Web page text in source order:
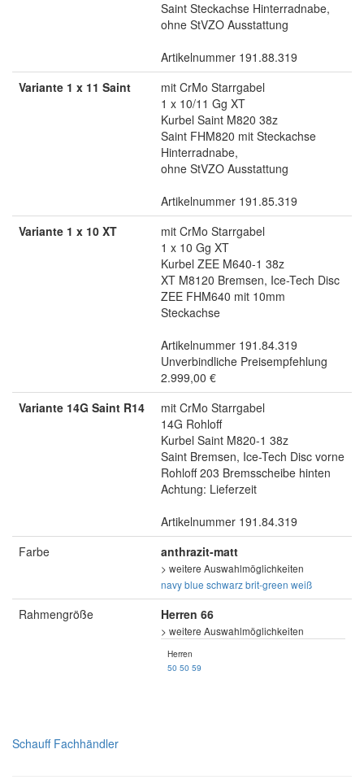
Saint Steckachse Hinterradnabe,
ohne StVZO Ausstattung
Artikelnummer 191.88.319
Variante 1 x 11 Saint
mit CrMo Starrgabel
1 x 10/11 Gg XT
Kurbel Saint M820 38z
Saint FHM820 mit Steckachse
Hinterradnabe,
ohne StVZO Ausstattung
Artikelnummer 191.85.319
Variante 1 x 10 XT
mit CrMo Starrgabel
1 x 10 Gg XT
Kurbel ZEE M640-1 38z
XT M8120 Bremsen, Ice-Tech Disc
ZEE FHM640 mit 10mm
Steckachse
Artikelnummer 191.84.319
Unverbindliche Preisempfehlung
2.999,00 €
Variante 14G Saint R14
mit CrMo Starrgabel
14G Rohloff
Kurbel Saint M820-1 38z
Saint Bremsen, Ice-Tech Disc vorne
Rohloff 203 Bremsscheibe hinten
Achtung: Lieferzeit
Artikelnummer 191.84.319
Farbe
anthrazit-matt
> weitere Auswahlmöglichkeiten
navy blue schwarzbrit-green weiß
Rahmengröße Herren 66
> weitere Auswahlmöglichkeiten
Herren
50 50 59
Schauff Fachhändler